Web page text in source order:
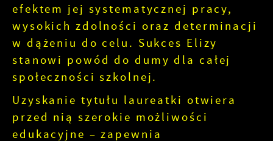
efektem jej systematycznej pracy,
wysokich zdolności oraz determinacji
w dążeniu do celu. Sukces Elizy
stanowi powód do dumy dla całej
społeczności szkolnej.
Uzyskanie tytułu laureatki otwiera
przed nią szerokie możliwości
edukacyjne – zapewnia